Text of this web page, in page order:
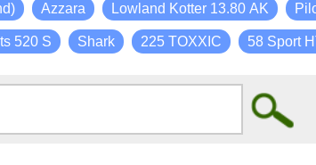
Azzara Lowland Kotter 13.80 AK
520 S Shark 225 TOXXIC 58 Sport